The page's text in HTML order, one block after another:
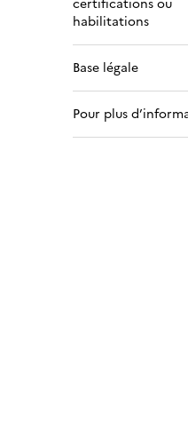
certifications ou
habilitations
Base légale
Pour plus